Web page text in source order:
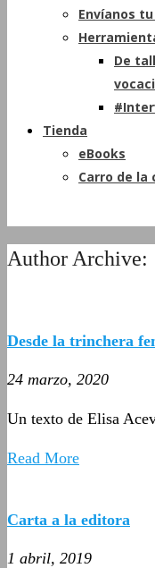
Envíanos
De
Tienda
eBooks
Carro de la
Author Archive:
Desde la trinchera
24 marzo, 2020
Un texto de Elisa
Read More
Carta a la editora
1 abril, 2019